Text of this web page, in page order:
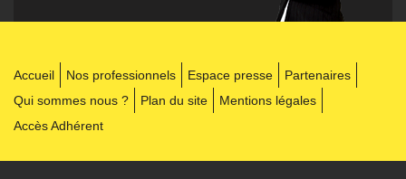
Accueil Nos professionnels Espace presse
Partenaires
Qui sommes nous ?
Plan du site
Mentions légales
Accès Adhérent